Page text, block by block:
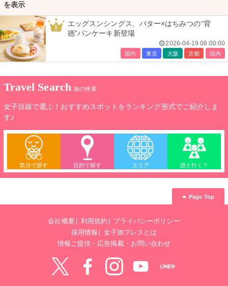
を表示
1
エッグスンシングス、バター×はちみつの“背
徳”パンケーキ新登場
2026-04-19 08:00:00
国内 東京 大阪 京都 国内
Travel Search 旅の検索
女子目線で選ぶ！おすすめスポットをランキング形式でご紹介しま
す♪
気分で探す 目的で探す エリア 誰と行く？
Page Top
会社概要 利用規約
プライバシーポリシー
採用情報
女子旅プレスとは
情報ご提供・広告掲載・お問い合わせ